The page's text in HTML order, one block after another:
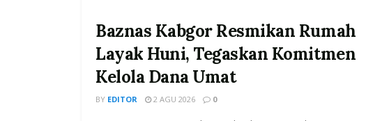
Baznas Kabgor Resmikan Rumah
Layak Huni, Tegaskan Komitmen
Kelola Dana Umat
BY EDITOR 2 AGU 2026 0